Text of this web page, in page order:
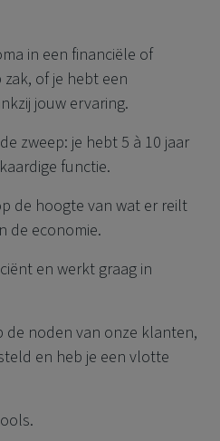
in een financiële of
of je hebt een
jouw ervaring.
zweep: je hebt 5 à 10 jaar
functie.
de hoogte van wat er reilt
de economie.
en werkt graag in
de noden van onze klanten,
en heb je een vlotte